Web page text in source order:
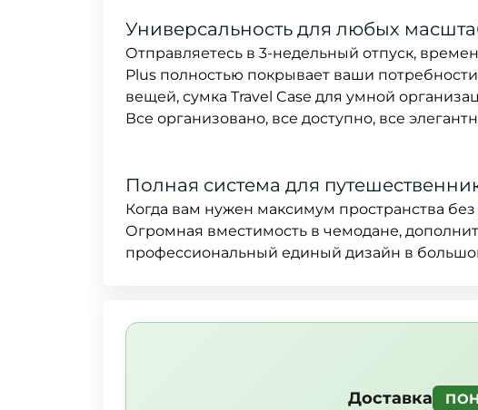
Универсальность для любых
Отправляетесь в 3-недельный отпуск,
Plus полностью покрывает ваши
вещей, сумка Travel Case для умной
Все организовано, все доступно, все
Полная система для
Когда вам нужен максимум пространства
Огромная вместимость в чемодане,
профессиональный единый дизайн в
Доставка